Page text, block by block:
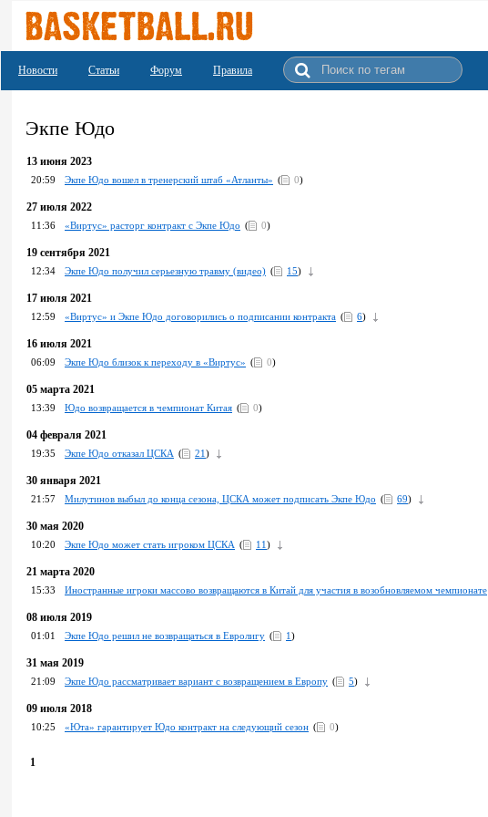
Новости Статьи Форум Правила
Экпе Юдо
13 июня 2023
20:59 Экпе Юдо вошел в тренерский штаб «Атланты» ( 0)
27 июля 2022
11:36 «Виртус» расторг контракт с Экпе Юдо ( 0)
19 сентября 2021
12:34 Экпе Юдо получил серьезную травму (видео) ( 15)
17 июля 2021
12:59 «Виртус» и Экпе Юдо договорились о подписании контракта ( 6)
16 июля 2021
06:09 Экпе Юдо близок к переходу в «Виртус» ( 0)
05 марта 2021
13:39 Юдо возвращается в чемпионат Китая ( 0)
04 февраля 2021
19:35 Экпе Юдо отказал ЦСКА ( 21)
30 января 2021
21:57 Милутинов выбыл до конца сезона, ЦСКА может подписать Экпе Юдо ( 69)
30 мая 2020
10:20 Экпе Юдо может стать игроком ЦСКА ( 11)
21 марта 2020
15:33 Иностранные игроки массово возвращаются в Китай для участия в возобновляемом чемпионате
08 июля 2019
01:01 Экпе Юдо решил не возвращаться в Евролигу ( 1)
31 мая 2019
21:09 Экпе Юдо рассматривает вариант с возвращением в Европу ( 5)
09 июля 2018
10:25 «Юта» гарантирует Юдо контракт на следующий сезон ( 0)
1